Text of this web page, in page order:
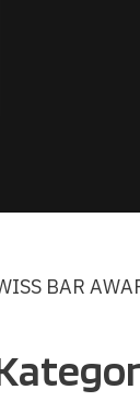
BAR